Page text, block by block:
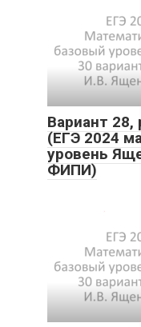
Вариант
(ЕГЭ 2024
уровень
ФИПИ)